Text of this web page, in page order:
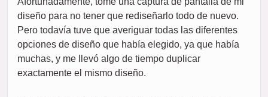
diseño para no tener que rediseñarlo todo de nuevo.
Pero todavía tuve que averiguar todas las diferentes
opciones de diseño que había elegido, ya que había
muchas, y me llevó algo de tiempo duplicar
exactamente el mismo diseño.